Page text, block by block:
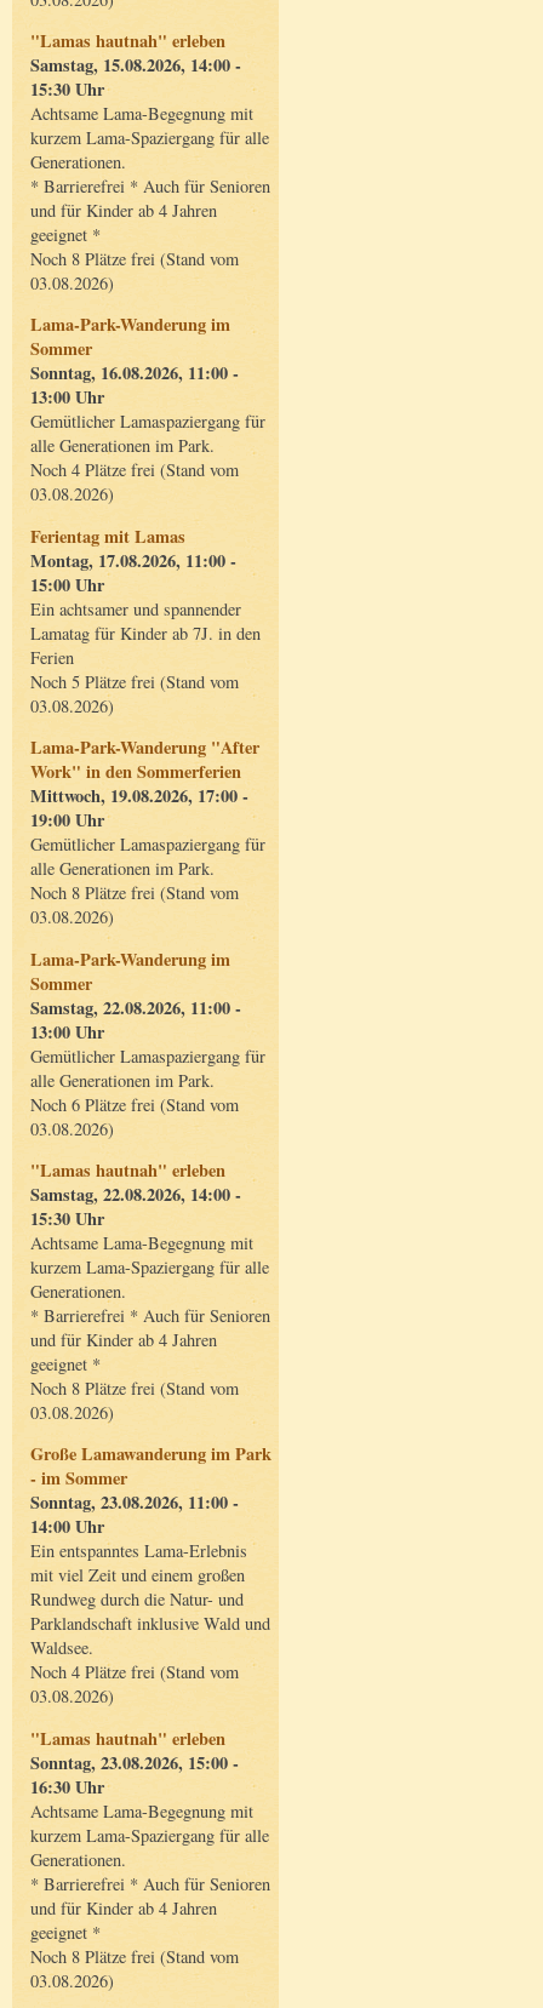
"Lamas hautnah" erleben
Samstag, 15.08.2026, 14:00 -
15:30 Uhr
Achtsame Lama-Begegnung mit
kurzem Lama-Spaziergang für alle
Generationen.
* Barrierefrei * Auch für Senioren
und für Kinder ab 4 Jahren
geeignet *
Noch 8 Plätze frei (Stand vom
03.08.2026)
Lama-Park-Wanderung im
Sommer
Sonntag, 16.08.2026, 11:00 -
13:00 Uhr
Gemütlicher Lamaspaziergang für
alle Generationen im Park.
Noch 4 Plätze frei (Stand vom
03.08.2026)
Ferientag mit Lamas
Montag, 17.08.2026, 11:00 -
15:00 Uhr
Ein achtsamer und spannender
Lamatag für Kinder ab 7J. in den
Ferien
Noch 5 Plätze frei (Stand vom
03.08.2026)
Lama-Park-Wanderung "After
Work" in den Sommerferien
Mittwoch, 19.08.2026, 17:00 -
19:00 Uhr
Gemütlicher Lamaspaziergang für
alle Generationen im Park.
Noch 8 Plätze frei (Stand vom
03.08.2026)
Lama-Park-Wanderung im
Sommer
Samstag, 22.08.2026, 11:00 -
13:00 Uhr
Gemütlicher Lamaspaziergang für
alle Generationen im Park.
Noch 6 Plätze frei (Stand vom
03.08.2026)
"Lamas hautnah" erleben
Samstag, 22.08.2026, 14:00 -
15:30 Uhr
Achtsame Lama-Begegnung mit
kurzem Lama-Spaziergang für alle
Generationen.
* Barrierefrei * Auch für Senioren
und für Kinder ab 4 Jahren
geeignet *
Noch 8 Plätze frei (Stand vom
03.08.2026)
Große Lamawanderung im Park
- im Sommer
Sonntag, 23.08.2026, 11:00 -
14:00 Uhr
Ein entspanntes Lama-Erlebnis
mit viel Zeit und einem großen
Rundweg durch die Natur- und
Parklandschaft inklusive Wald und
Waldsee.
Noch 4 Plätze frei (Stand vom
03.08.2026)
"Lamas hautnah" erleben
Sonntag, 23.08.2026, 15:00 -
16:30 Uhr
Achtsame Lama-Begegnung mit
kurzem Lama-Spaziergang für alle
Generationen.
* Barrierefrei * Auch für Senioren
und für Kinder ab 4 Jahren
geeignet *
Noch 8 Plätze frei (Stand vom
03.08.2026)